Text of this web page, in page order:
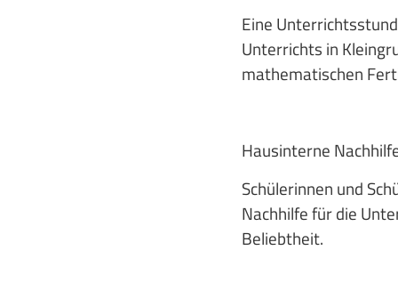
Eine
Unterrichts in
mathematischen
Hausinterne
Schülerinnen und
Nachhilfe für die
Beliebtheit.